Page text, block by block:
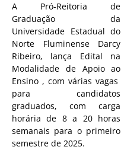
A Pró-Reitoria de
Graduação da
Universidade Estadual do
Norte Fluminense Darcy
Ribeiro, lança Edital na
Modalidade de Apoio ao
Ensino , com várias vagas
para candidatos
graduados, com carga
horária de 8 a 20 horas
semanais para o primeiro
semestre de 2025.